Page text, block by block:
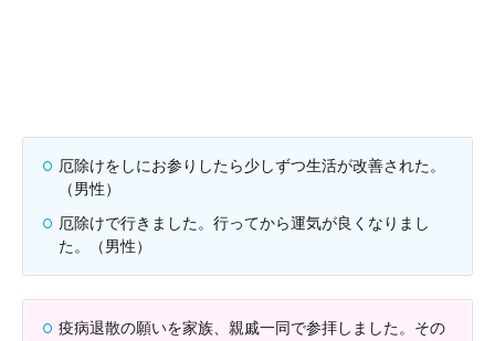
厄除けをしにお参りしたら少しずつ生活が改善された。
（男性）
厄除けで行きました。行ってから運気が良くなりまし
た。（男性）
疫病退散の願いを家族、親戚一同で参拝しました。その